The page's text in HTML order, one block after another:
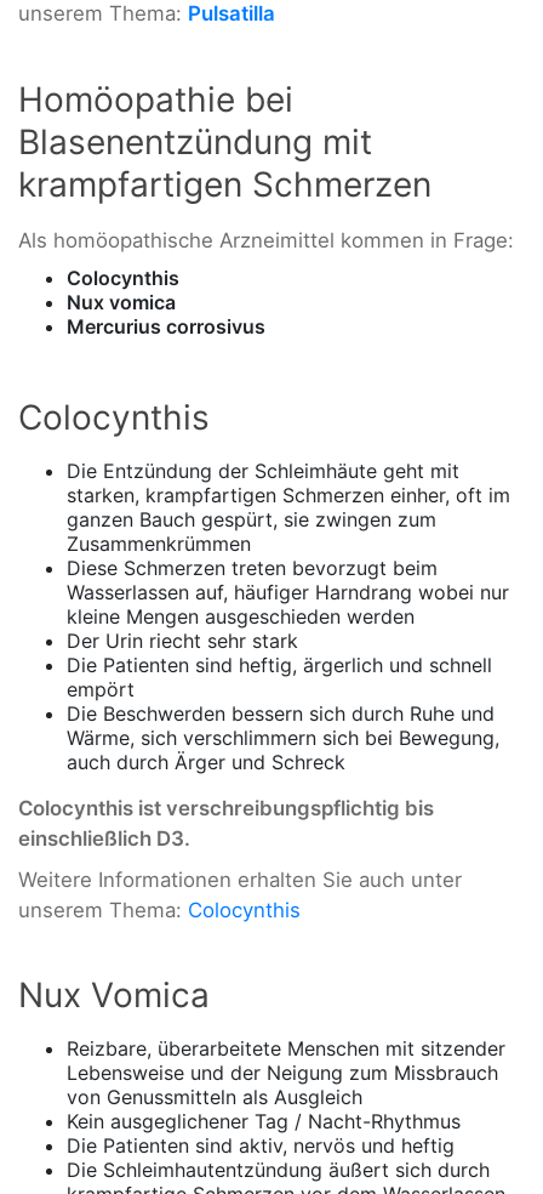
unserem Thema: Pulsatilla
Homöopathie bei
Blasenentzündung mit
krampfartigen Schmerzen
Als homöopathische Arzneimittel kommen in Frage:
Colocynthis
Nux vomica
Mercurius corrosivus
Colocynthis
Die Entzündung der Schleimhäute geht mit
starken, krampfartigen Schmerzen einher, oft im
ganzen Bauch gespürt, sie zwingen zum
Zusammenkrümmen
Diese Schmerzen treten bevorzugt beim
Wasserlassen auf, häufiger Harndrang wobei nur
kleine Mengen ausgeschieden werden
Der Urin riecht sehr stark
Die Patienten sind heftig, ärgerlich und schnell
empört
Die Beschwerden bessern sich durch Ruhe und
Wärme, sich verschlimmern sich bei Bewegung,
auch durch Ärger und Schreck
Colocynthis ist verschreibungspflichtig bis
einschließlich D3.
Weitere Informationen erhalten Sie auch unter
unserem Thema: Colocynthis
Nux Vomica
Reizbare, überarbeitete Menschen mit sitzender
Lebensweise und der Neigung zum Missbrauch
von Genussmitteln als Ausgleich
Kein ausgeglichener Tag / Nacht-Rhythmus
Die Patienten sind aktiv, nervös und heftig
Die Schleimhautentzündung äußert sich durch